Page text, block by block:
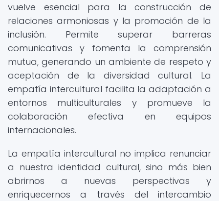
vuelve esencial para la construcción de
relaciones armoniosas y la promoción de la
inclusión. Permite superar barreras
comunicativas y fomenta la comprensión
mutua, generando un ambiente de respeto y
aceptación de la diversidad cultural. La
empatía intercultural facilita la adaptación a
entornos multiculturales y promueve la
colaboración efectiva en equipos
internacionales.
La empatía intercultural no implica renunciar
a nuestra identidad cultural, sino más bien
abrirnos a nuevas perspectivas y
enriquecernos a través del intercambio